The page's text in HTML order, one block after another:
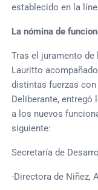
establecido en la
La nómina de
Tras el juramento
Lauritto
distintas fuerzas
Deliberante,
a los nuevos
siguiente:
Secretaría de
-Directora de Niñez,